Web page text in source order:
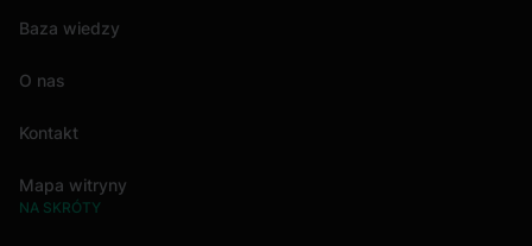
Baza wiedzy
O nas
Kontakt
Mapa witryny
NA SKRÓTY